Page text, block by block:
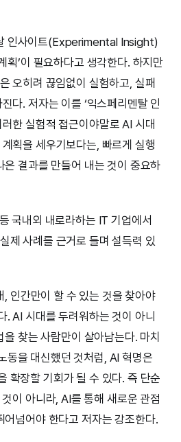
인사이트(Experimental Insight)
획’이 필요하다고 생각한다. 하지만
오히려 끊임없이 실험하고, 실패
다. 저자는 이를 ‘익스페리멘탈 인
한 실험적 접근이야말로 AI 시대
획을 세우기보다는, 빠르게 실행
은 결과를 만들어 내는 것이 중요하
등 국내외 내로라하는 IT 기업에서
제 사례를 근거로 들며 설득력 있
인간만이 할 수 있는 것을 찾아야
. AI 시대를 두려워하는 것이 아니
찾는 사람만이 살아남는다. 마치
동을 대신했던 것처럼, AI 혁명은
확장할 기회가 될 수 있다. 즉 단순
이 아니라, AI를 통해 새로운 관점
어넘어야 한다고 저자는 강조한다.